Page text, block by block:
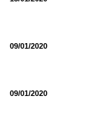
09/01/2020
09/01/2020